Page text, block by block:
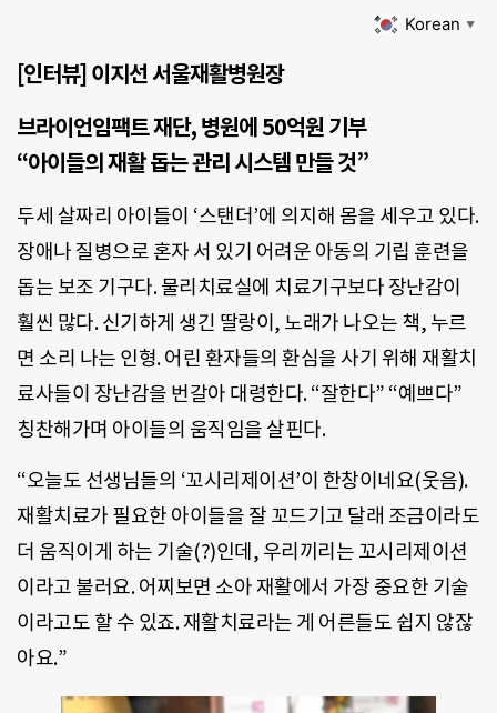
Korean ▼
[인터뷰] 이지선 서울재활병원장
브라이언임팩트 재단, 병원에 50억원 기부
“아이들의 재활 돕는 관리 시스템 만들 것”
두세 살짜리 아이들이 ‘스탠더’에 의지해 몸을 세우고 있다.
장애나 질병으로 혼자 서 있기 어려운 아동의 기립 훈련을
돕는 보조 기구다. 물리치료실에 치료기구보다 장난감이
훨씬 많다. 신기하게 생긴 딸랑이, 노래가 나오는 책, 누르
면 소리 나는 인형. 어린 환자들의 환심을 사기 위해 재활치
료사들이 장난감을 번갈아 대령한다. “잘한다” “예쁘다”
칭찬해가며 아이들의 움직임을 살핀다.
“오늘도 선생님들의 ‘꼬시리제이션’이 한창이네요(웃음).
재활치료가 필요한 아이들을 잘 꼬드기고 달래 조금이라도
더 움직이게 하는 기술(?)인데, 우리끼리는 꼬시리제이션
이라고 불러요. 어찌보면 소아 재활에서 가장 중요한 기술
이라고도 할 수 있죠. 재활치료라는 게 어른들도 쉽지 않잖
아요.”